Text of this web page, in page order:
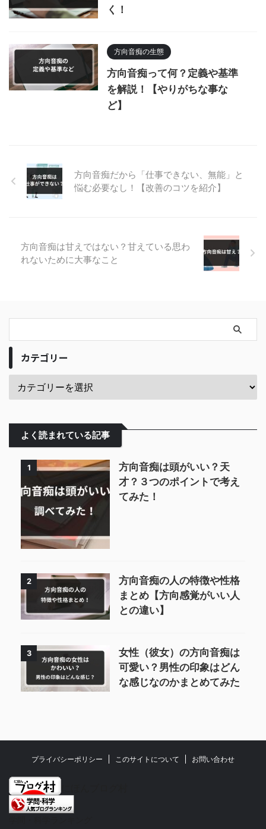
く！
方向音痴の生態
方向音痴って何？定義や基準
を解説！【やりがちな事な
ど】
方向音痴だから「仕事できない、無能」と
悩む必要なし！【改善のコツを紹介】
方向音痴は甘えではない？甘えている思わ
れないために大事なこと
カテゴリー
よく読まれている記事
1
方向音痴は頭がいい？天
才？３つのポイントで考え
てみた！
2
方向音痴の人の特徴や性格
まとめ【方向感覚がいい人
との違い】
3
女性（彼女）の方向音痴は
可愛い？男性の印象はどん
な感じなのかまとめてみた
プライバシーポリシー このサイトについて お問い合わせ